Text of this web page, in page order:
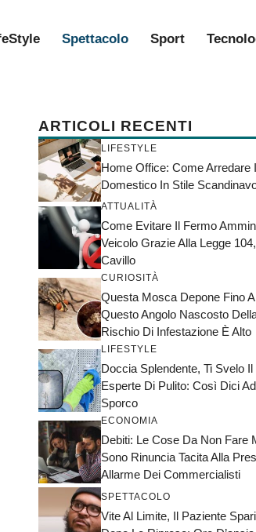
Spettacolo Sport
ARTICOLI RECENTI
LIFESTYLE
Home Office: Come Arredare
Domestico In Stile
ATTUALITÀ
Come Evitare Il Fermo
Veicolo Grazie Alla Legge
Cavillo
CURIOSITÀ
Questa Mosca Depone Fino
Questo Angolo Nascosto
Rischio Di Infestazione È Alto
LIFESTYLE
Doccia Splendente, Ti Svelo
Esperte Di Pulito: Così Dici
Sporco
ECONOMIA
Debiti: Le Cose Da Non Fare
Sono Rinuncia Tacita Alla
Allarme Dei Commercialisti
SPETTACOLO
Vite Al Limite, Il Paziente